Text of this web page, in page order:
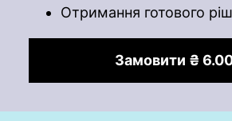
Отримання готового
Замовити ₴